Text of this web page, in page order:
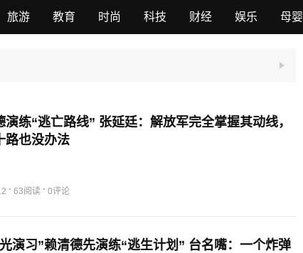
旅游 教育 时尚 科技 财经 娱乐 母婴
演练“逃亡路线” 张延廷：解放军完全掌握其动线，
路也没办法
· 63阅读 · 0评论
演习”赖清德先演练“逃生计划” 台名嘴：一个炸弹